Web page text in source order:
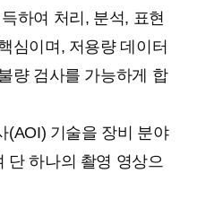
하여 처리, 분석, 표현
심이며, 저용량 데이터
량 검사를 가능하게 합
(AOI) 기술을 장비 분야
단 하나의 촬영 영상으